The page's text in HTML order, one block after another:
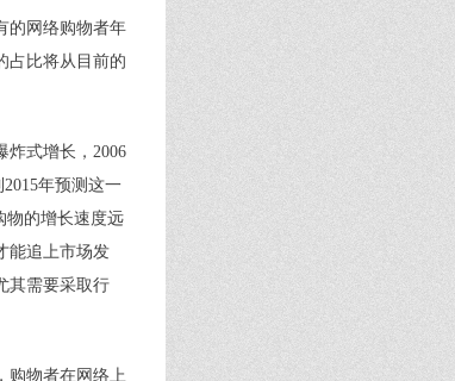
的网络购物者年
占比将从目前的
炸式增长，2006
年预测这一
物的增长速度远
能追上市场发
其需要采取行
购物者在网络上